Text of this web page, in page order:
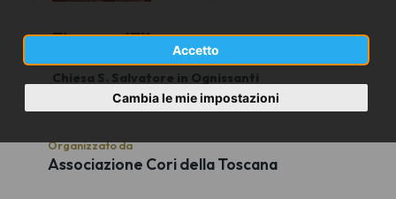
Accetto
Cambia le mie impostazioni
Firenze (FI)
Chiesa S. Salvatore in Ognissanti
Organizzato da
Associazione Cori della Toscana